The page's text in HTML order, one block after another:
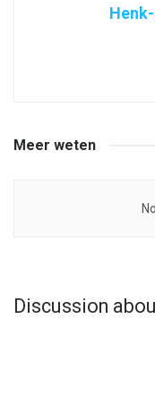
Meer weten
Discussion